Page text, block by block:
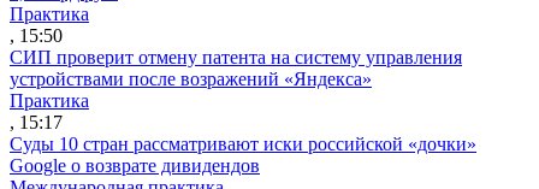
Практика
, 15:50
СИП проверит отмену патента на систему управления
устройствами после возражений «Яндекса»
Практика
, 15:17
Суды 10 стран рассматривают иски российской «дочки»
Google о возврате дивидендов